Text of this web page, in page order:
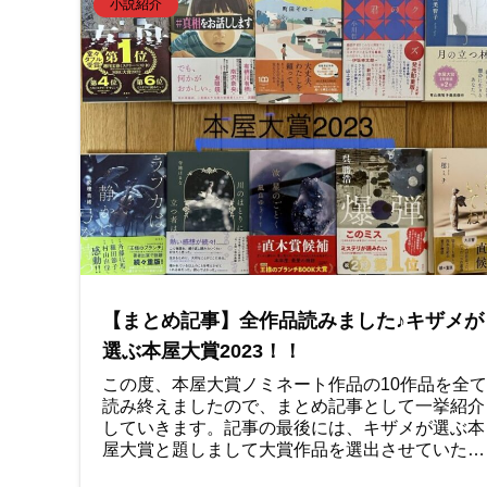
小説紹介
【まとめ記事】全作品読みました♪キザメが
選ぶ本屋大賞2023！！
この度、本屋大賞ノミネート作品の10作品を全て
読み終えましたので、まとめ記事として一挙紹介
していきます。記事の最後には、キザメが選ぶ本
屋大賞と題しまして大賞作品を選出させていただ